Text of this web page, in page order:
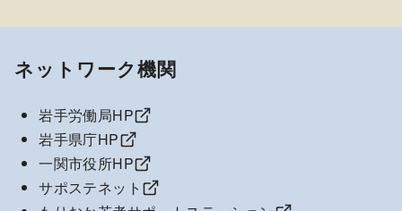
ネットワーク機関
岩手労働局HP
岩手県庁HP
一関市役所HP
サポステネット